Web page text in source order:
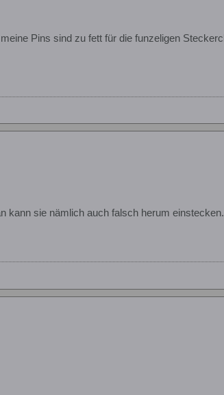
Pins sind zu fett für die funzeligen
sie nämlich auch falsch herum